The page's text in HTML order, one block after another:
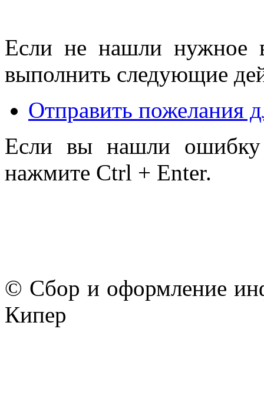
Если не нашли нужное
выполнить следующие
Отправить пожелания
Если вы нашли ошибку
нажмите Ctrl + Enter.
© Сбор и оформление
Кипер